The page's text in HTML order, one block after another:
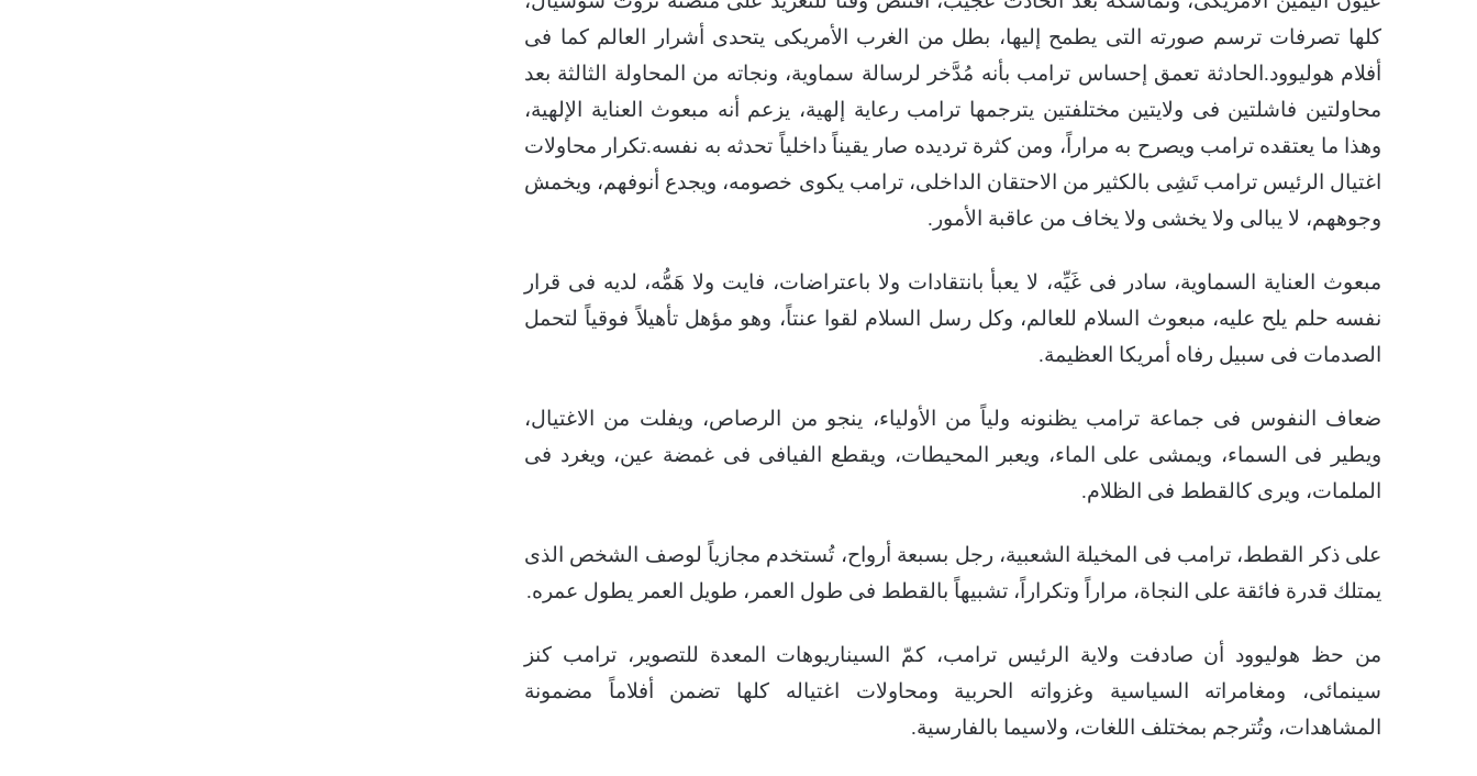
كلها تصرفات ترسم صورته التى يطمح إليها، بطل من الغرب الأمريكى يتحدى أشرار العالم كما فى
أفلام هوليوود.الحادثة تعمق إحساس ترامب بأنه مُدَّخر لرسالة سماوية، ونجاته من المحاولة الثالثة بعد
محاولتين فاشلتين فى ولايتين مختلفتين يترجمها ترامب رعاية إلهية، يزعم أنه مبعوث العناية الإلهية،
وهذا ما يعتقده ترامب ويصرح به مراراً، ومن كثرة ترديده صار يقيناً داخلياً تحدثه به نفسه.تكرار محاولات
اغتيال الرئيس ترامب تَشِى بالكثير من الاحتقان الداخلى، ترامب يكوى خصومه، ويجدع أنوفهم، ويخمش
وجوههم، لا يبالى ولا يخشى ولا يخاف من عاقبة الأمور.
مبعوث العناية السماوية، سادر فى غَيِّه، لا يعبأ بانتقادات ولا باعتراضات، فايت ولا هَمُّه، لديه فى قرار
نفسه حلم يلح عليه، مبعوث السلام للعالم، وكل رسل السلام لقوا عنتاً، وهو مؤهل تأهيلاً فوقياً لتحمل
الصدمات فى سبيل رفاه أمريكا العظيمة.
ضعاف النفوس فى جماعة ترامب يظنونه ولياً من الأولياء، ينجو من الرصاص، ويفلت من الاغتيال،
ويطير فى السماء، ويمشى على الماء، ويعبر المحيطات، ويقطع الفيافى فى غمضة عين، ويغرد فى
الملمات، ويرى كالقطط فى الظلام.
على ذكر القطط، ترامب فى المخيلة الشعبية، رجل بسبعة أرواح، تُستخدم مجازياً لوصف الشخص الذى
يمتلك قدرة فائقة على النجاة، مراراً وتكراراً، تشبيهاً بالقطط فى طول العمر، طويل العمر يطول عمره.
من حظ هوليوود أن صادفت ولاية الرئيس ترامب، كمّ السيناريوهات المعدة للتصوير، ترامب كنز
سينمائى، ومغامراته السياسية وغزواته الحربية ومحاولات اغتياله كلها تضمن أفلاماً مضمونة
المشاهدات، وتُترجم بمختلف اللغات، ولاسيما بالفارسية.